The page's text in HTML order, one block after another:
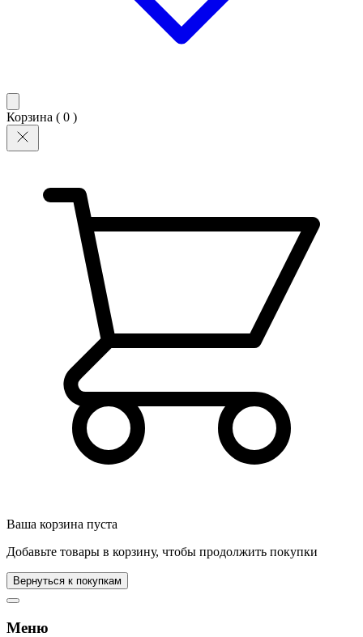
Корзина ( 0 )
Ваша корзина пуста
Добавьте товары в корзину, чтобы продолжить покупки
Вернуться к покупкам
Меню